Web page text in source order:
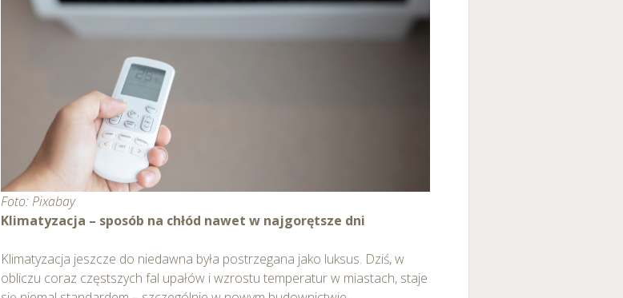
Foto: Pixabay
Klimatyzacja – sposób na chłód nawet w najgorętsze dni
Klimatyzacja jeszcze do niedawna była postrzegana jako luksus. Dziś, w
obliczu coraz częstszych fal upałów i wzrostu temperatur w miastach, staje